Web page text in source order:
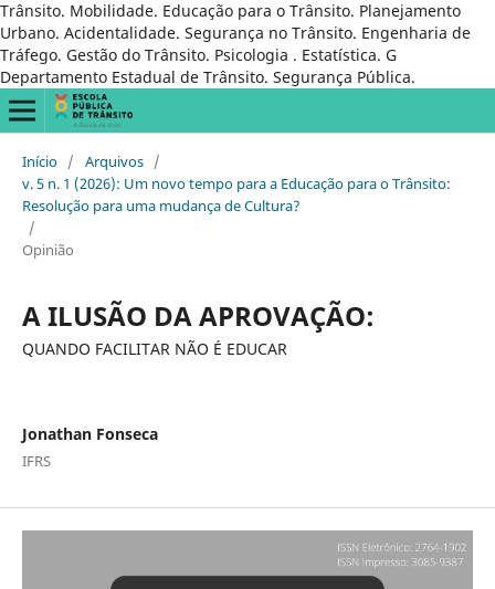
Trânsito. Mobilidade. Educação para o Trânsito. Planejamento
Urbano. Acidentalidade. Segurança no Trânsito. Engenharia de
Tráfego. Gestão do Trânsito. Psicologia . Estatística. G
Departamento Estadual de Trânsito. Segurança Pública.
Início / Arquivos /
v. 5 n. 1 (2026): Um novo tempo para a Educação para o Trânsito:
Resolução para uma mudança de Cultura?
/
Opinião
A ILUSÃO DA APROVAÇÃO:
QUANDO FACILITAR NÃO É EDUCAR
Jonathan Fonseca
IFRS